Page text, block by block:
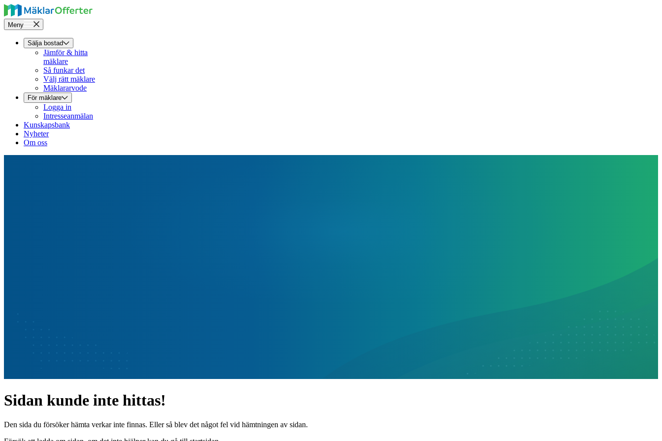
Meny
Sälja bostad
Jämför & hitta
mäklare
Så funkar det
Välj rätt mäklare
Mäklararvode
För mäklare
Logga in
Intresseanmälan
Kunskapsbank
Nyheter
Om oss
Sidan kunde inte hittas!
Den sida du försöker hämta verkar inte finnas. Eller så blev det något fel vid hämtningen av sidan.